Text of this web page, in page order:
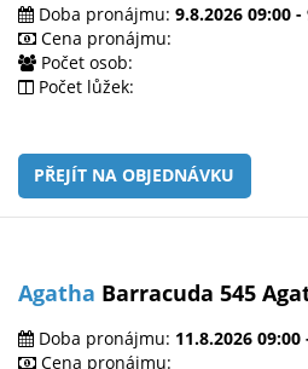
Doba pronájmu: 9.8.2026 09:00
Cena pronájmu:
Počet osob:
Počet lůžek:
PŘEJÍT NA OBJEDNÁVKU
Agatha Barracuda 545
Doba pronájmu: 11.8.2026
Cena pronájmu: